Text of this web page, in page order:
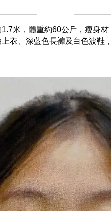
米，體重約60公斤，瘦身材
衣、深藍色長褲及白色波鞋